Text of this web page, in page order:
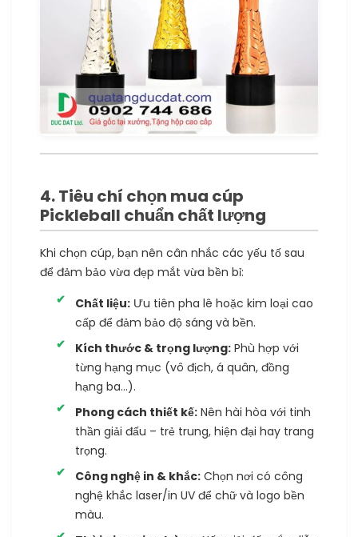
4. Tiêu chí chọn mua cúp
Pickleball chuẩn chất lượng
Khi chọn cúp, bạn nên cân nhắc các yếu tố sau
để đảm bảo vừa đẹp mắt vừa bền bỉ:
Chất liệu: Ưu tiên pha lê hoặc kim loại cao
cấp để đảm bảo độ sáng và bền.
Kích thước & trọng lượng: Phù hợp với
từng hạng mục (vô địch, á quân, đồng
hạng ba…).
Phong cách thiết kế: Nên hài hòa với tinh
thần giải đấu – trẻ trung, hiện đại hay trang
trọng.
Công nghệ in & khắc: Chọn nơi có công
nghệ khắc laser/in UV để chữ và logo bền
màu.